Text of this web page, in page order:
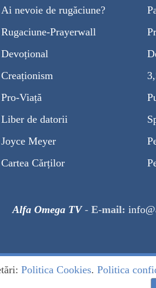
Ai nevoie de rugăciune?
Rugaciune-Prayerwall
Devoțional
Creaționism
Pro-Viață
Liber de datorii
Joyce Meyer
Cartea Cărților
Alfa Omega TV- E-mail:
Politica Cookies. Politica